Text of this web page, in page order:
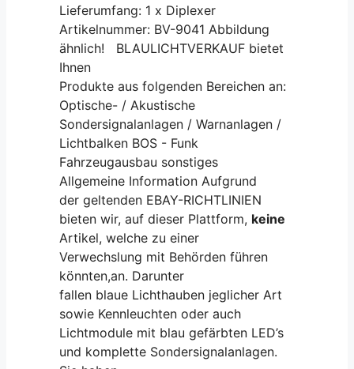
Lieferumfang: 1 x Diplexer
Artikelnummer: BV-9041 Abbildung
ähnlich! BLAULICHTVERKAUF bietet
Ihnen
Produkte aus folgenden Bereichen an:
Optische- / Akustische
Sondersignalanlagen / Warnanlagen /
Lichtbalken BOS - Funk
Fahrzeugausbau sonstiges
Allgemeine Information Aufgrund
der geltenden EBAY-RICHTLINIEN
bieten wir, auf dieser Plattform, keine
Artikel, welche zu einer
Verwechslung mit Behörden führen
könnten,an. Darunter
fallen blaue Lichthauben jeglicher Art
sowie Kennleuchten oder auch
Lichtmodule mit blau gefärbten LED’s
und komplette Sondersignalanlagen.